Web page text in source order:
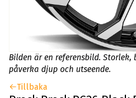
Bilden är en referensbild. Storlek,
påverka djup och utseende.
Tillbaka